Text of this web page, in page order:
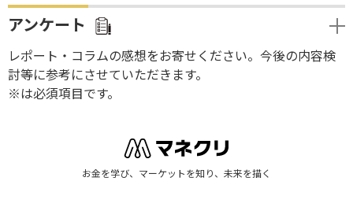
アンケート
レポート・コラムの感想をお寄せください。今後の内容検
討等に参考にさせていただきます。
※は必須項目です。
お金を学び、マーケットを知り、未来を描く